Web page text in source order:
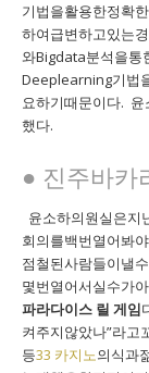
기법을활용한정확
하여급변하고있는
와Bigdata분석을통
Deeplearning기법
요하기때문이다.
했다.
● 진주바카
윤소하의원실은지
회의를백번열어봐
점철된사람들이낼
몇번열어서실수가
파라다이스 릴 게임
켜주지않았나”라고
등33 카지노의식과